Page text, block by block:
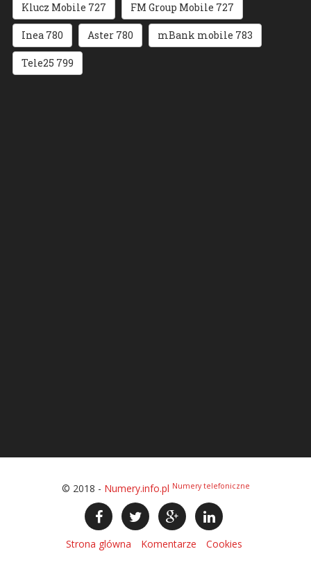
Klucz Mobile 727 FM Group Mobile 727
Inea 780 Aster 780 mBank mobile 783
Tele25 799
© 2018 - Numery.info.pl Numery telefoniczne
Strona glówna Komentarze Cookies